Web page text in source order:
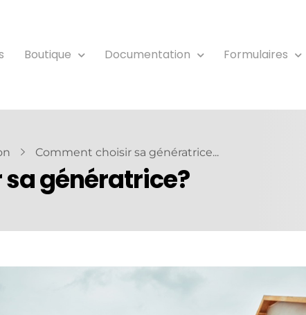
Boutique Documentation Formulaires
Comment choisir sa génératrice...
génératrice?